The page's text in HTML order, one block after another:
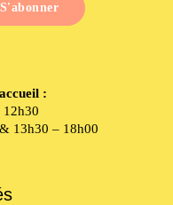
:
13h30 – 18h00